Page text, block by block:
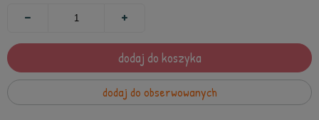
dodaj do koszyka
dodaj do obserwowanych